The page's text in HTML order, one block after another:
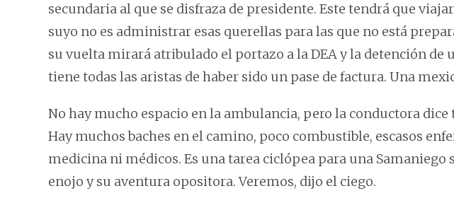
secundaria al que se disfraza de presidente. Este tendrá que
suyo no es administrar esas querellas para las que no está
su vuelta mirará atribulado el portazo a la DEA y la detención de
tiene todas las aristas de haber sido un pase de factura. Una
No hay mucho espacio en la ambulancia, pero la conductora
Hay muchos baches en el camino, poco combustible, escasos
medicina ni médicos. Es una tarea ciclópea para una Samaniego
enojo y su aventura opositora. Veremos, dijo el ciego.